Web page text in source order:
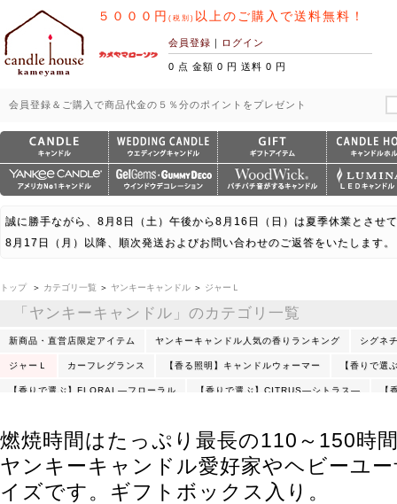
５０００円 (税別) 以上のご購入で送料無料！
会員登録 ｜ ログイン
0 点 金額 0 円 送料 0 円
会員登録＆ご購入で商品代金の５％分のポイントをプレゼント
誠に勝手ながら、8月8日（土）午後から8月16日（日）は夏季休業とさせ
8月17日（月）以降、順次発送およびお問い合わせのご返答をいたします。
トップ＞ カテゴリ一覧 ＞ ヤンキーキャンドル ＞ ジャーＬ
「ヤンキーキャンドル」のカテゴリ一覧
新商品・直営店限定アイテム ヤンキーキャンドル人気の香りランキング シグネ
ジャーＬ カーフレグランス 【香る照明】キャンドルウォーマー 【香りで選
【香りで選ぶ】FLORAL―フローラル 【香りで選ぶ】CITRUS―シトラス― 【
燃焼時間はたっぷり最長の110～150時
ヤンキーキャンドル愛好家やヘビーユ
イズです。ギフトボックス入り。